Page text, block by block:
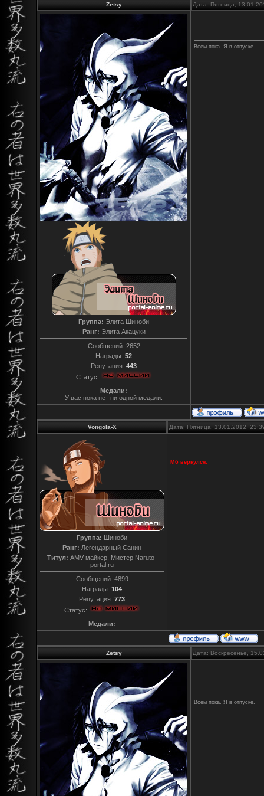
Zetsy Дата: Пятница,
Группа: Элита Шиноби
Ранг: Элита Акацуки
Сообщений: 2652
Награды: 52
Репутация: 443
Статус:
Медали:
У вас пока нет ни одной медали.
Всем пока. Я в отпуске.
Vongola-X Дата: Пятница, 13.01.2012,
Группа: Шиноби
Ранг: Легендарный Санин
Титул: AMV-майкер, Мистер Naruto-
portal.ru
Сообщений: 4899
Награды: 104
Репутация: 773
Статус:
Медали:
Мб вернулся.
Zetsy Дата: Воскресенье,
Всем пока. Я в отпуске.